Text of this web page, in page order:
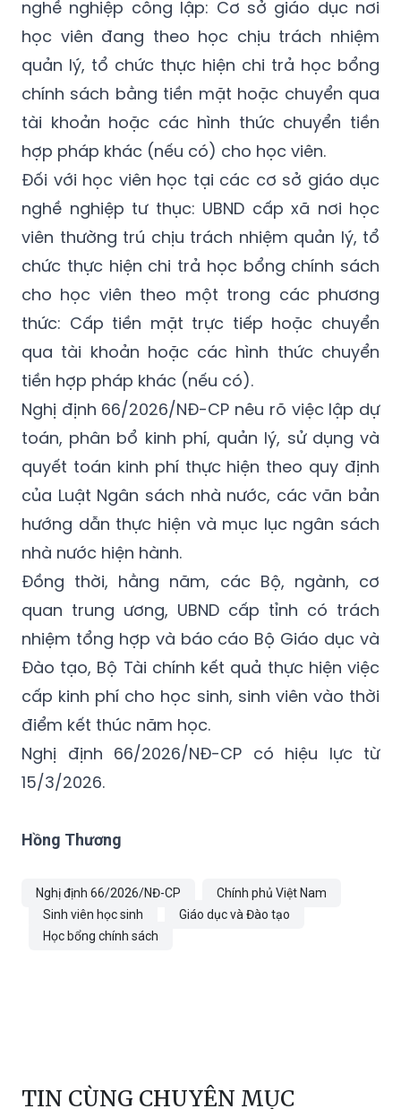
quy định như sau:
Đối với học viên học tại các cơ sở giáo dục
nghề nghiệp công lập: Cơ sở giáo dục nơi
học viên đang theo học chịu trách nhiệm
quản lý, tổ chức thực hiện chi trả học bổng
chính sách bằng tiền mặt hoặc chuyển qua
tài khoản hoặc các hình thức chuyển tiền
hợp pháp khác (nếu có) cho học viên.
Đối với học viên học tại các cơ sở giáo dục
nghề nghiệp tư thục: UBND cấp xã nơi học
viên thường trú chịu trách nhiệm quản lý, tổ
chức thực hiện chi trả học bổng chính sách
cho học viên theo một trong các phương
thức: Cấp tiền mặt trực tiếp hoặc chuyển
qua tài khoản hoặc các hình thức chuyển
tiền hợp pháp khác (nếu có).
Nghị định 66/2026/NĐ-CP nêu rõ việc lập dự
toán, phân bổ kinh phí, quản lý, sử dụng và
quyết toán kinh phí thực hiện theo quy định
của Luật Ngân sách nhà nước, các văn bản
hướng dẫn thực hiện và mục lục ngân sách
nhà nước hiện hành.
Đồng thời, hằng năm, các Bộ, ngành, cơ
quan trung ương, UBND cấp tỉnh có trách
nhiệm tổng hợp và báo cáo Bộ Giáo dục và
Đào tạo, Bộ Tài chính kết quả thực hiện việc
cấp kinh phí cho học sinh, sinh viên vào thời
điểm kết thúc năm học.
15/3/2026.
Hồng Thương